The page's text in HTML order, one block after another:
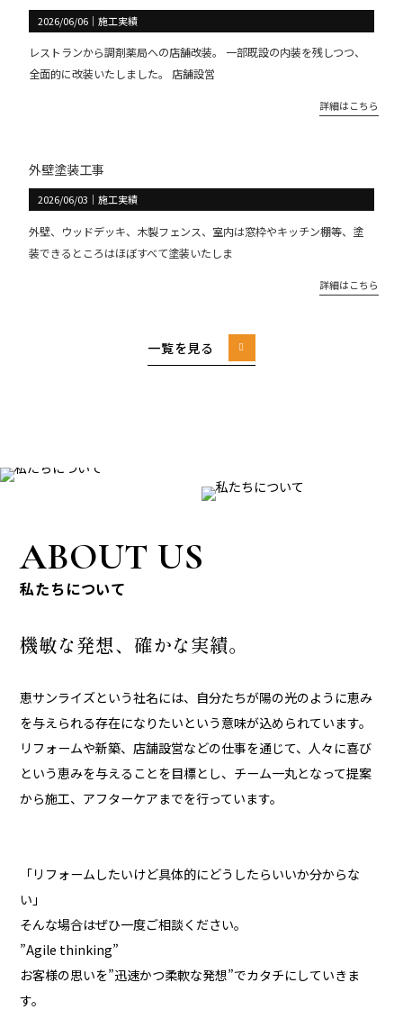
2026/06/06 ｜施工実績
レストランから調剤薬局への店舗改装。 一部既設の内装を残しつつ、
全面的に改装いたしました。 店舗設営
詳細はこちら
外壁塗装工事
2026/06/03 ｜施工実績
外壁、ウッドデッキ、木製フェンス、室内は窓枠やキッチン棚等、塗
装できるところはほぼすべて塗装いたしま
詳細はこちら
一覧を見る
ABOUT US
私たちについて
機敏な発想、確かな実績。
恵サンライズという社名には、自分たちが陽の光のように恵み
を与えられる存在になりたいという意味が込められています。
リフォームや新築、店舗設営などの仕事を通じて、人々に喜び
という恵みを与えることを目標とし、チーム一丸となって提案
から施工、アフターケアまでを行っています。
「リフォームしたいけど具体的にどうしたらいいか分からな
い」
そんな場合はぜひ一度ご相談ください。
”Agile thinking”
お客様の思いを”迅速かつ柔軟な発想”でカタチにしていきま
す。